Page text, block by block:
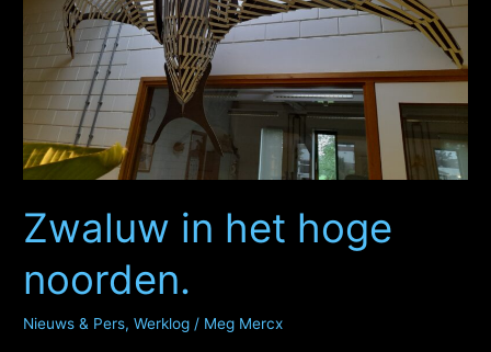
Zwaluw in het hoge
noorden.
Nieuws & Pers,Werklog / Meg Mercx